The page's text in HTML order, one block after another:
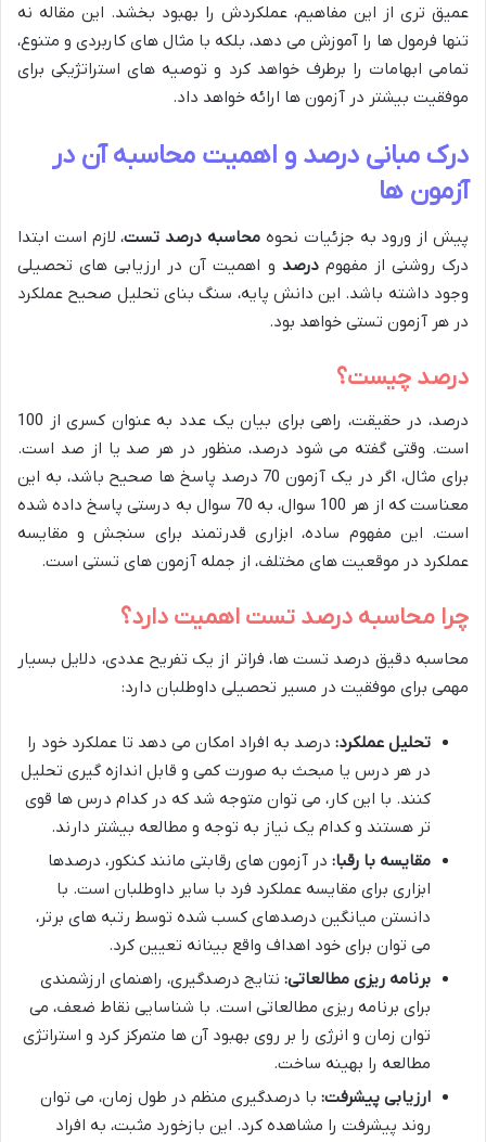
عمیق تری از این مفاهیم، عملکردش را بهبود بخشد. این مقاله نه
تنها فرمول ها را آموزش می دهد، بلکه با مثال های کاربردی و متنوع،
تمامی ابهامات را برطرف خواهد کرد و توصیه های استراتژیکی برای
موفقیت بیشتر در آزمون ها ارائه خواهد داد.
درک مبانی درصد و اهمیت محاسبه آن در
آزمون ها
پیش از ورود به جزئیات نحوه محاسبه درصد تست، لازم است ابتدا
درک روشنی از مفهومدرصد و اهمیت آن در ارزیابی های تحصیلی
وجود داشته باشد. این دانش پایه، سنگ بنای تحلیل صحیح عملکرد
در هر آزمون تستی خواهد بود.
درصد چیست؟
درصد، در حقیقت، راهی برای بیان یک عدد به عنوان کسری از 100
است. وقتی گفته می شود درصد، منظور در هر صد یا از صد است.
برای مثال، اگر در یک آزمون 70 درصد پاسخ ها صحیح باشد، به این
معناست که از هر 100 سوال، به 70 سوال به درستی پاسخ داده شده
است. این مفهوم ساده، ابزاری قدرتمند برای سنجش و مقایسه
عملکرد در موقعیت های مختلف، از جمله آزمون های تستی است.
چرا محاسبه درصد تست اهمیت دارد؟
محاسبه دقیق درصد تست ها، فراتر از یک تفریح عددی، دلایل بسیار
مهمی برای موفقیت در مسیر تحصیلی داوطلبان دارد:
تحلیل عملکرد: درصد به افراد امکان می دهد تا عملکرد خود را
در هر درس یا مبحث به صورت کمی و قابل اندازه گیری تحلیل
کنند. با این کار، می توان متوجه شد که در کدام درس ها قوی
تر هستند و کدام یک نیاز به توجه و مطالعه بیشتر دارند.
مقایسه با رقبا: در آزمون های رقابتی مانند کنکور، درصدها
ابزاری برای مقایسه عملکرد فرد با سایر داوطلبان است. با
دانستن میانگین درصدهای کسب شده توسط رتبه های برتر،
می توان برای خود اهداف واقع بینانه تعیین کرد.
برنامه ریزی مطالعاتی: نتایج درصدگیری، راهنمای ارزشمندی
برای برنامه ریزی مطالعاتی است. با شناسایی نقاط ضعف، می
توان زمان و انرژی را بر روی بهبود آن ها متمرکز کرد و استراتژی
مطالعه را بهینه ساخت.
ارزیابی پیشرفت: با درصدگیری منظم در طول زمان، می توان
روند پیشرفت را مشاهده کرد. این بازخورد مثبت، به افراد